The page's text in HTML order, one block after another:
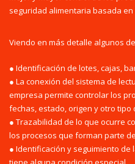
seguridad alimentaria basada
Viendo en más detalle algunos
● Identificación de lotes, cajas,
● La conexión del sistema de
empresa permite controlar los
fechas, estado, origen y otro tipo
● Trazabilidad de lo que ocurre
los procesos que forman parte
● Identificación y seguimiento